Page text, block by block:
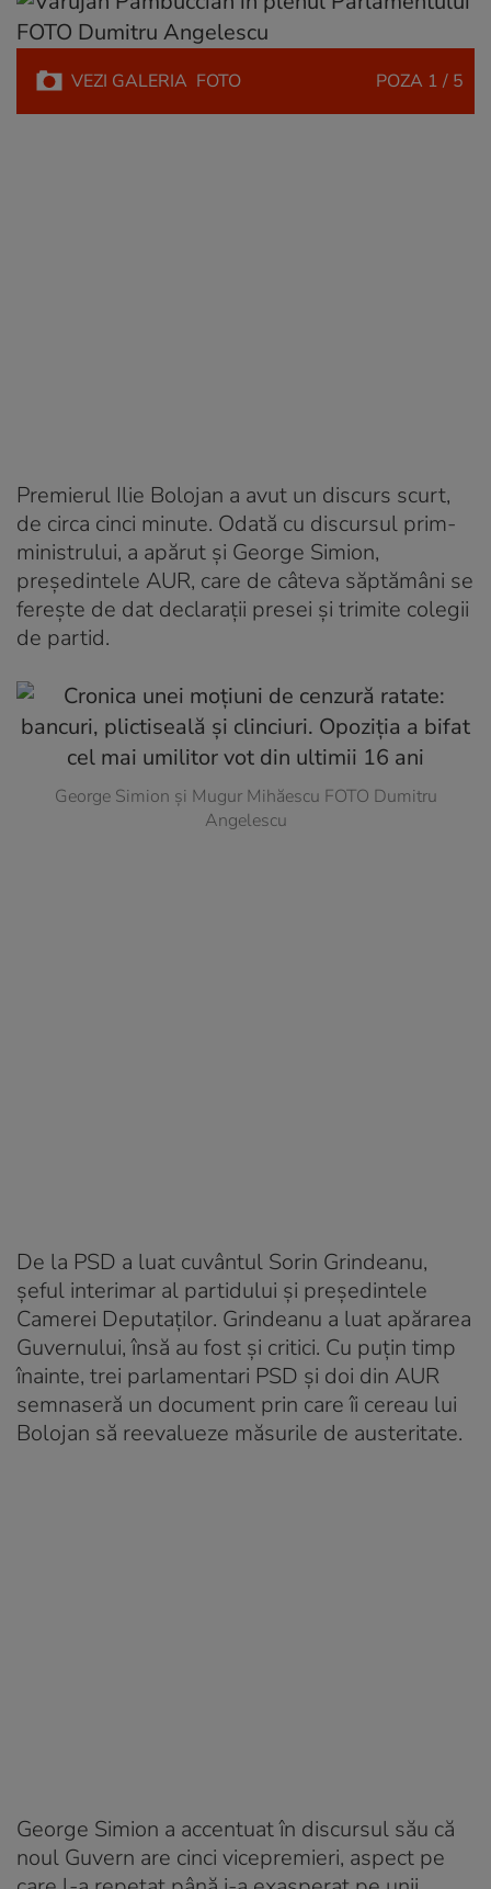
VEZI GALERIA FOTO POZA 1 / 5
Premierul Ilie Bolojan a avut un discurs scurt,
de circa cinci minute. Odată cu discursul prim-
ministrului, a apărut și George Simion,
președintele AUR, care de câteva săptămâni se
ferește de dat declarații presei și trimite colegii
de partid.
George Simion și Mugur Mihăescu FOTO Dumitru
Angelescu
De la PSD a luat cuvântul Sorin Grindeanu,
șeful interimar al partidului și președintele
Camerei Deputaților. Grindeanu a luat apărarea
Guvernului, însă au fost și critici. Cu puțin timp
înainte, trei parlamentari PSD și doi din AUR
semnaseră un document prin care îi cereau lui
Bolojan să reevalueze măsurile de austeritate.
George Simion a accentuat în discursul său că
noul Guvern are cinci vicepremieri, aspect pe